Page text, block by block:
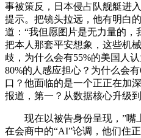
事被策反，日本侵占队舰艇进
提示。把镜头拉远，他有明白
道：“我但愿图片是无力量的，
把本人那套平安想象，这些机
歧，为什么会有55%的美国人
80%的人感应担心？为什么会
口？他面临的是一个正正在加
报道，第一？从数据核心升级到
现在以被告身份呈现，”嘴
在会商中的“AI”论调，他们住